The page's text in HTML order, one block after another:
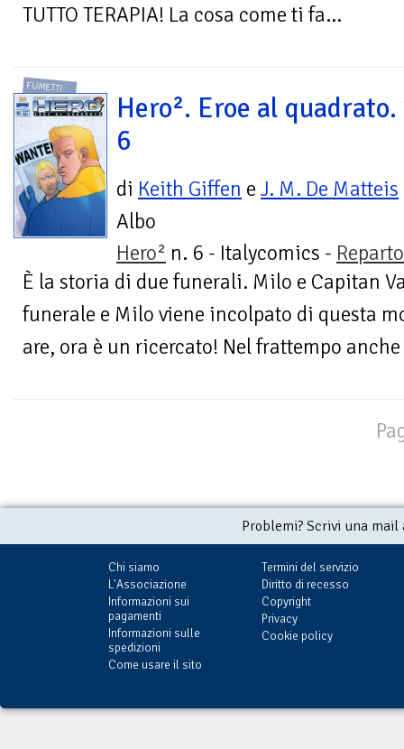
TUTTO TERAPIA! La cosa come ti fa...
FUMETTI
Hero². Eroe al quadrato.
6
di Keith Giffen e J. M. De Matteis
Albo
Hero² n. 6 - Italycomics -
È la storia di due funerali. Milo e Capitan
funerale e Milo viene incolpato di questa
are, ora è un ricercato! Nel frattempo
Problemi? Scrivi una
Chi siamo
L'Associazione
Informazioni sui
pagamenti
Informazioni sulle
spedizioni
Come usare il sito
Termini del servizio
Diritto di recesso
Copyright
Privacy
Cookie policy